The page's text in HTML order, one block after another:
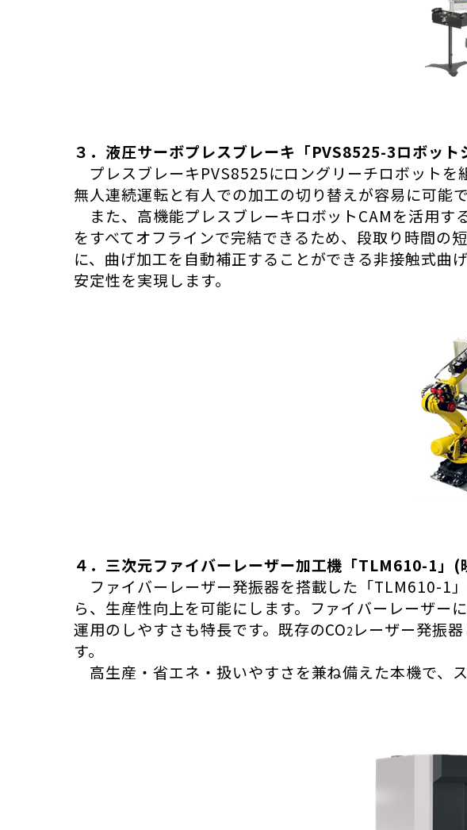
３．液圧サーボプレスブレーキ「PVS8525-3ロボット
プレスブレーキPVS8525にロングリーチロボットを
無人連続運転と有人での加工の切り替えが容易に可能
また、高機能プレスブレーキロボットCAMを活用す
をすべてオフラインで完結できるため、段取り時間の
に、曲げ加工を自動補正することができる非接触式曲
安定性を実現します。
４．三次元ファイバーレーザー加工機「TLM610-1」(
ファイバーレーザー発振器を搭載した「TLM610-1
ら、生産性向上を可能にします。ファイバーレーザー
運用のしやすさも特長です。既存のCO2 レーザー発振
す。
高生産・省エネ・扱いやすさを兼ね備えた本機で、